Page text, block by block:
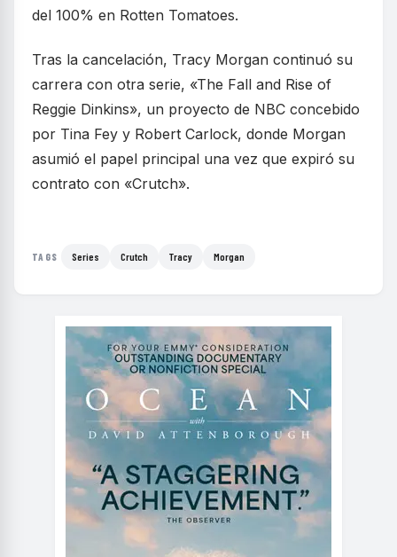
del 100% en Rotten Tomatoes.
Tras la cancelación, Tracy Morgan continuó su
carrera con otra serie, «The Fall and Rise of
Reggie Dinkins», un proyecto de NBC concebido
por Tina Fey y Robert Carlock, donde Morgan
asumió el papel principal una vez que expiró su
contrato con «Crutch».
TAGS Series Crutch Tracy Morgan